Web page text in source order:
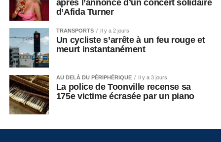
après l’annonce d’un concert solidaire
d’Afida Turner
TRANSPORTS Il y a 2 jours
Un cycliste s’arrête à un feu rouge et
meurt instantanément
AU DELÀ DU PÉRIPHÉRIQUE Il y a 3 jours
La police de Toonville recense sa
175e victime écrasée par un piano